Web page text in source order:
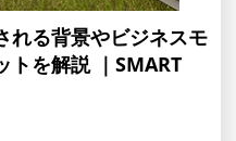
れる背景やビジネスモ
トを解説 ｜SMART